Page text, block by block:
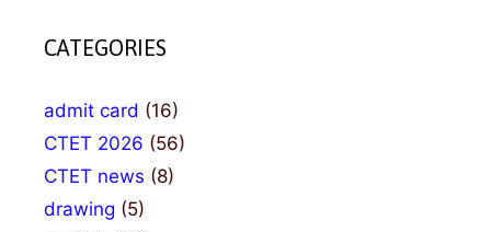
CATEGORIES
admit card (16)
CTET 2026 (56)
CTET news (8)
drawing (5)